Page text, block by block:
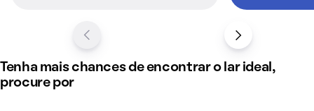
Tenha mais chances de encontrar o lar ideal,
procure por